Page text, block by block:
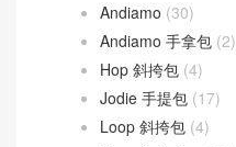
Andiamo (30)
Andiamo 手拿包 (2)
Hop 斜挎包 (4)
Jodie 手提包 (17)
Loop 斜挎包 (4)